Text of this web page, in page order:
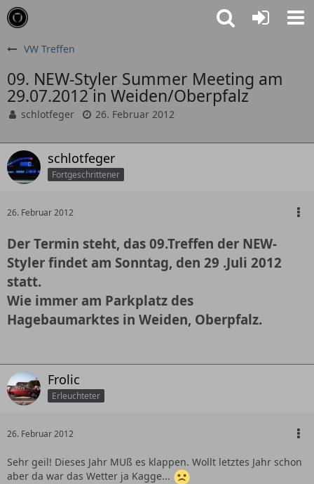
VW Treffen
09. NEW-Styler Summer Meeting am
29.07.2012 in Weiden/Oberpfalz
schlotfeger 26. Februar 2012
schlotfeger
Fortgeschrittener
26. Februar 2012
Der Termin steht, das 09.Treffen der NEW-
Styler findet am Sonntag, den 29 .Juli 2012
statt.
Wie immer am Parkplatz des
Hagebaumarktes in Weiden, Oberpfalz.
Frolic
Erleuchteter
26. Februar 2012
Sehr geil! Dieses Jahr MUß es klappen. Wollt letztes Jahr schon
aber da war das Wetter ja Kagge...